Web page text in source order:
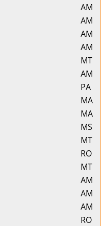
AM
AM
AM
AM
MT
AM
PA
MA
MA
MS
MT
RO
MT
AM
AM
AM
RO